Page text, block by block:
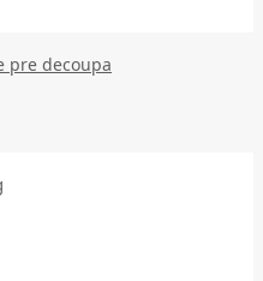
pre decoupa